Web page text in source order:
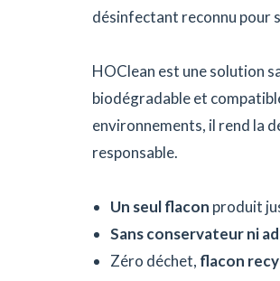
désinfectant reconnu pour
HOClean est une solution
biodégradable et
environnements, il rend la
responsable.
Un seul flacon produit
Sans conservateur ni
Zéro déchet, flacon